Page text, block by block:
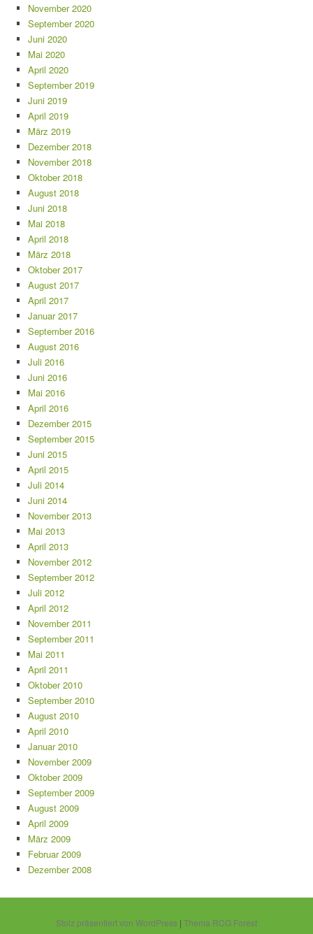
November 2020
September 2020
Juni 2020
Mai 2020
April 2020
September 2019
Juni 2019
April 2019
März 2019
Dezember 2018
November 2018
Oktober 2018
August 2018
Juni 2018
Mai 2018
April 2018
März 2018
Oktober 2017
August 2017
April 2017
Januar 2017
September 2016
August 2016
Juli 2016
Juni 2016
Mai 2016
April 2016
Dezember 2015
September 2015
Juni 2015
April 2015
Juli 2014
Juni 2014
November 2013
Mai 2013
April 2013
November 2012
September 2012
Juli 2012
April 2012
November 2011
September 2011
Mai 2011
April 2011
Oktober 2010
September 2010
August 2010
April 2010
Januar 2010
November 2009
Oktober 2009
September 2009
August 2009
April 2009
März 2009
Februar 2009
Dezember 2008
Stolz präsentiert von WordPress | Thema RCG Forest